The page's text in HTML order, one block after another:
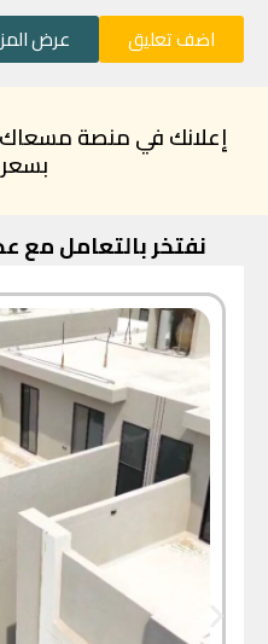
اضف تعليق عرض
إعلانك في منصة
نفتخر بالتعامل